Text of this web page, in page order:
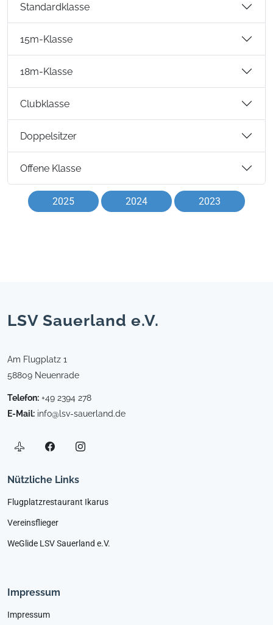
Standardklasse
15m-Klasse
18m-Klasse
Clubklasse
Doppelsitzer
Offene Klasse
2025 2024 2023
LSV Sauerland e.V.
Am Flugplatz 1
58809 Neuenrade
Telefon: +49 2394 278
E-Mail: info@lsv-sauerland.de
Nützliche Links
Flugplatzrestaurant Ikarus
Vereinsflieger
WeGlide LSV Sauerland e.V.
Impressum
Impressum